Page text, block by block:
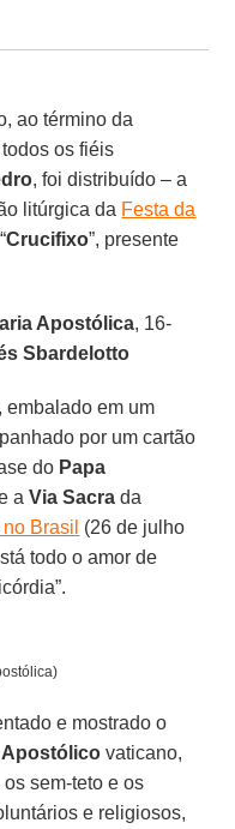
ao término da
todos os fiéis
, foi distribuído – a
litúrgica da Festa da
Crucifixo”, presente
Apostólica, 16-
Sbardelotto
embalado em um
por um cartão
do Papa
aVia Sacra da
Brasil (26 de julho
todo o amor de
e mostrado o
Apostólico vaticano,
sem-teto e os
e religiosos,